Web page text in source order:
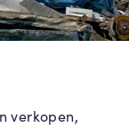
verkopen,